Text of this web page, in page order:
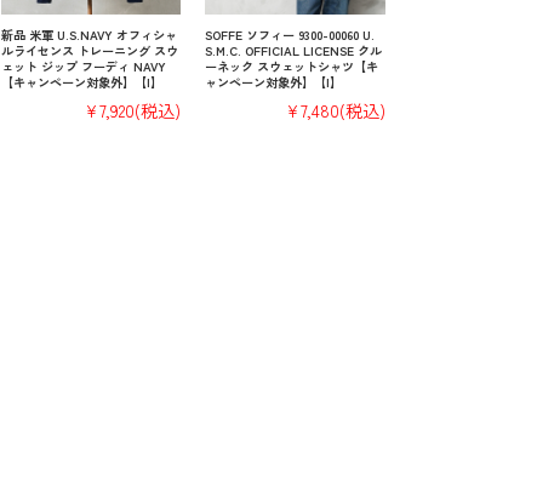
新品 米軍 U.S.NAVY オフィシャ
ルライセンス トレーニング スウ
ェット ジップ フーディ NAVY
【キャンペーン対象外】【I】
¥7,920(税込)
SOFFE ソフィー 9300-00060 U.
S.M.C. OFFICIAL LICENSE クル
ーネック スウェットシャツ【キ
ャンペーン対象外】【I】
¥7,480(税込)